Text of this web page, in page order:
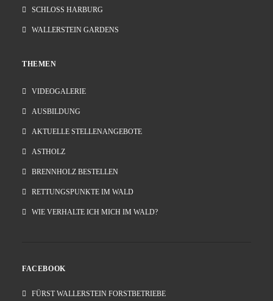
SCHLOSS HARBURG
WALLERSTEIN GARDENS
THEMEN
VIDEOGALERIE
AUSBILDUNG
AKTUELLE STELLENANGEBOTE
ASTHOLZ
BRENNHOLZ BESTELLEN
RETTUNGSPUNKTE IM WALD
WIE VERHALTE ICH MICH IM WALD?
FACEBOOK
FÜRST WALLERSTEIN FORSTBETRIEBE